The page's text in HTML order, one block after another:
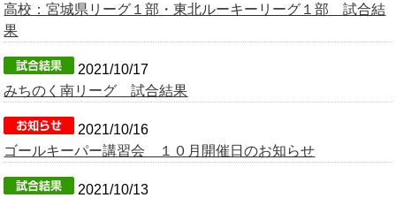
高校：宮城県リーグ１部・東北ルーキーリーグ１部 試合結
果
2021/10/17
みちのく南リーグ 試合結果
2021/10/16
ゴールキーパー講習会 １０月開催日のお知らせ
2021/10/13